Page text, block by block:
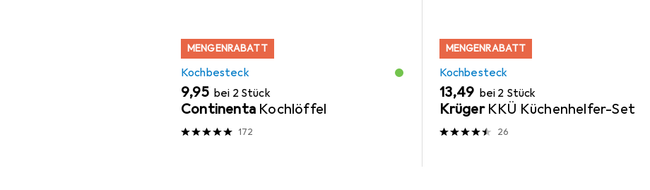
MENGENRABATT
Kochbesteck
EUR
9,95 bei 2 Stück
Continenta Kochlöffel
172
MENGENRABATT
Kochbesteck
EUR
13,49 bei 2 Stück
Krüger KKÜ Küchenhelfer-Set
26